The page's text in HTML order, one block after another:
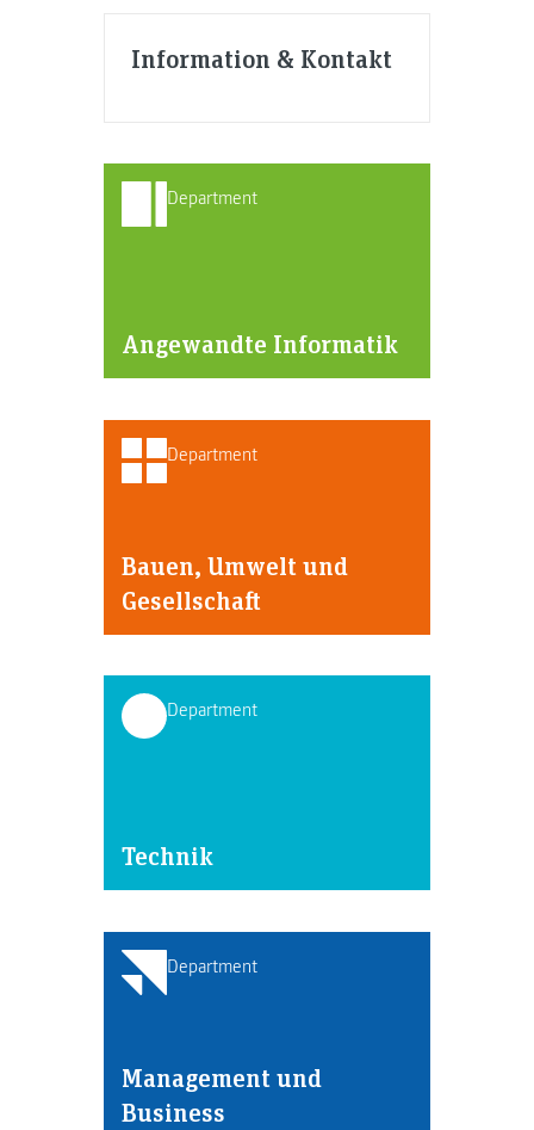
Information & Kontakt
Department
Angewandte Informatik
Department
Bauen, Umwelt und
Gesellschaft
Department
Technik
Department
Management und
Business